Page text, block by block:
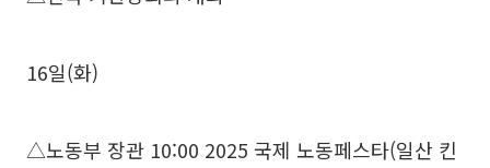
16일(화)
△노동부 장관 10:00 2025 국제 노동페스타(일산 킨